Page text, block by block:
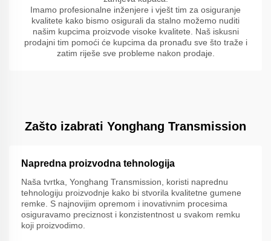
Imamo profesionalne inženjere i vješt tim za osiguranje
kvalitete kako bismo osigurali da stalno možemo nuditi
našim kupcima proizvode visoke kvalitete. Naš iskusni
prodajni tim pomoći će kupcima da pronađu sve što traže i
zatim riješe sve probleme nakon prodaje.
Zašto izabrati Yonghang Transmission
Napredna proizvodna tehnologija
Naša tvrtka, Yonghang Transmission, koristi naprednu
tehnologiju proizvodnje kako bi stvorila kvalitetne gumene
remke. S najnovijim opremom i inovativnim procesima
osiguravamo preciznost i konzistentnost u svakom remku
koji proizvodimo.